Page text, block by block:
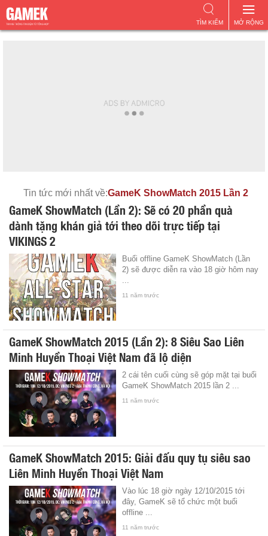
MỞ RỘNG
TÌM KIẾM
Tin tức mới nhất về:GameK ShowMatch 2015 Lần 2
GameK ShowMatch (Lần 2): Sẽ có 20 phần quà
dành tặng khán giả tới theo dõi trực tiếp tại
VIKINGS 2
Buổi offline GameK ShowMatch (Lần
2) sẽ được diễn ra vào 18 giờ hôm nay
...
11 năm trước
GameK ShowMatch 2015 (Lần 2): 8 Siêu Sao Liên
Minh Huyền Thoại Việt Nam đã lộ diện
2 cái tên cuối cùng sẽ góp mặt tại buổi
GameK ShowMatch 2015 lần 2 ...
11 năm trước
GameK ShowMatch 2015: Giải đấu quy tụ siêu sao
Liên Minh Huyền Thoại Việt Nam
Vào lúc 18 giờ ngày 12/10/2015 tới
đây, GameK sẽ tổ chức một buổi
offline ...
11 năm trước